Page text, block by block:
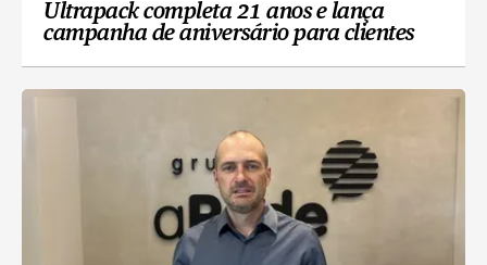
Ultrapack completa 21 anos e lança
campanha de aniversário para clientes